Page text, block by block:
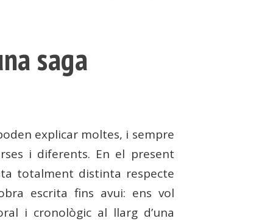
saga
explicar moltes, i sempre
i diferents. En el present
totalment distinta respecte
escrita fins avui: ens vol
i cronològic al llarg d’una